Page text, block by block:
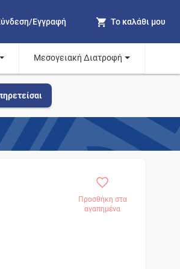
Εγγραφή Το καλάθι μου
Μεσογειακή Διατροφή
Προσθήκη στα
αγαπημένα